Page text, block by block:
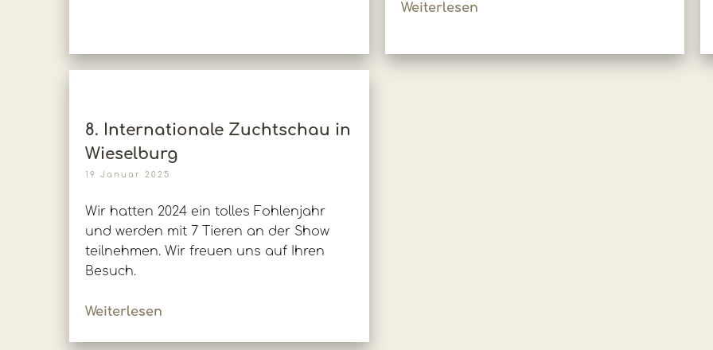
Weiterlesen
8. Internationale Zuchtschau in
Wieselburg
19 Januar 2025
Wir hatten 2024 ein tolles Fohlenjahr
und werden mit 7 Tieren an der Show
teilnehmen. Wir freuen uns auf Ihren
Besuch.
Weiterlesen